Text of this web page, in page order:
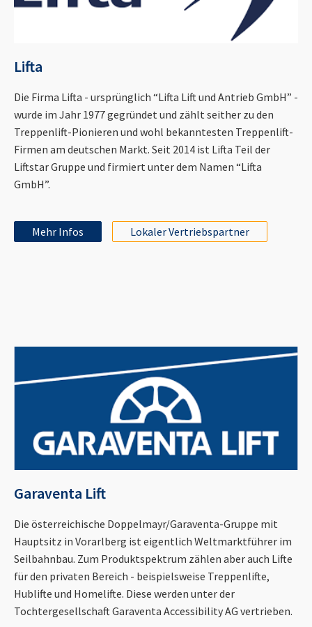
Lifta
Die Firma Lifta - ursprünglich “Lifta Lift und Antrieb GmbH” -
wurde im Jahr 1977 gegründet und zählt seither zu den
Treppenlift-Pionieren und wohl bekanntesten Treppenlift-
Firmen am deutschen Markt. Seit 2014 ist Lifta Teil der
Liftstar Gruppe und firmiert unter dem Namen “Lifta
GmbH”.
Mehr Infos Lokaler Vertriebspartner
Garaventa Lift
Die österreichische Doppelmayr/Garaventa-Gruppe mit
Hauptsitz in Vorarlberg ist eigentlich Weltmarktführer im
Seilbahnbau. Zum Produktspektrum zählen aber auch Lifte
für den privaten Bereich - beispielsweise Treppenlifte,
Hublifte und Homelifte. Diese werden unter der
Tochtergesellschaft Garaventa Accessibility AG vertrieben.